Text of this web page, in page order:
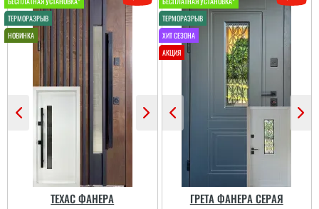
ТЕХАС ФАНЕРА ГРЕТА ФАНЕРА СЕРАЯ